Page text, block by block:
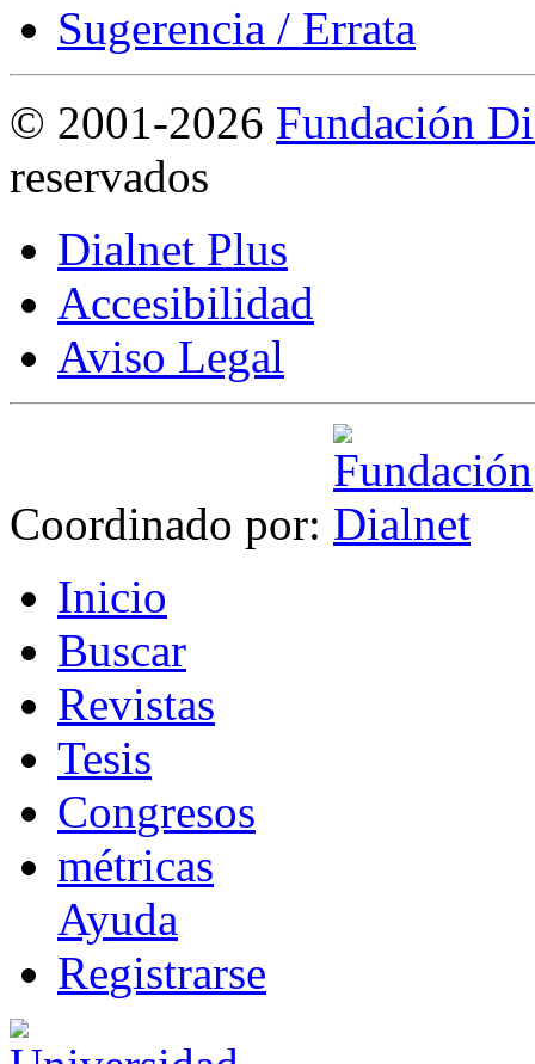
Sugerencia / Errata
© 2001-2026 Fundación
reservados
Dialnet Plus
Accesibilidad
Aviso Legal
Coordinado por:
Inicio
Buscar
Revistas
Tesis
Congresos
métricas
Ayuda
Registrarse